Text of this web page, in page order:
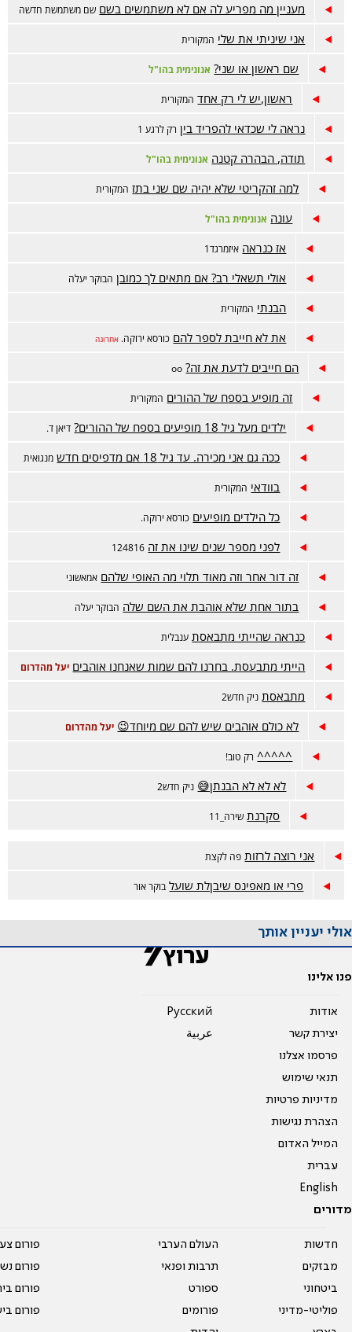
מעניין מה מפריע לה אם לא משתמשים בשם שם משתמשת חדשה
אני שיניתי את שלי המקורית
שם ראשון או שני? אנונימית בהו"ל
ראשון,יש לי רק אחד המקורית
נראה לי שכדאי להפריד בין רק לרגע 1
תודה, הבהרה קטנה אנונימית בהו"ל
למה זהקריטי שלא יהיה שם שני בתז המקורית
עונה אנונימית בהו"ל
אז כנראה איזמרגד1
אולי תשאלי רב? אם מתאים לך כמובן הבוקר יעלה
הבנתי המקורית
את לא חייבת לספר להם כורסא ירוקה. אחרונה
הם חייבים לדעת את זה? oo
זה מופיע בספח של ההורים המקורית
ילדים מעל גיל 18 מופיעים בספח של ההורים? דיאן ד.
ככה גם אני מכירה. עד גיל 18 אם מדפיסים חדש מנגואית
בוודאי המקורית
כל הילדים מופיעים כורסא ירוקה.
לפני מספר שנים שינו את זה 124816
זה דור אחר וזה מאוד תלוי מה האופי שלהם אמאשוני
בתור אחת שלא אוהבת את השם שלה הבוקר יעלה
כנראה שהייתי מתבאסת ענבלית
הייתי מתבעסת. בחרנו להם שמות שאנחנו אוהבים יעל מהדרום
מתבאסת ניק חדש2
לא כולם אוהבים שיש להם שם מיוחד😉 יעל מהדרום
^^^^^ רק טוב!
לא לא לא הבנתן😅 ניק חדש2
סקרנת שירה_11
אני רוצה לרזות פה לקצת
פרי או מאפינס שיבןלת שועל בוקר אור
אולי יעניין אותך
פנו אלינו
אודות
יצירת קשר
פרסמו אצלנו
תנאי שימוש
מדיניות פרטיות
הצהרת נגישות
המייל האדום
עברית
English
Pусский
عربية
מדורים
חדשות
מבזקים
ביטחוני
פוליטי-מדיני
העולם הערבי
תרבות ופנאי
ספורט
פורומים
פורום
פורום
פורום
פורום